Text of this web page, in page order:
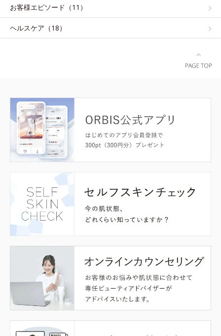
お客様エピソード（11）
ヘルスケア（18）